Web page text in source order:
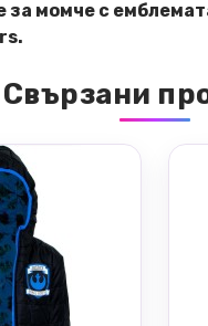
за момче с
Свързани